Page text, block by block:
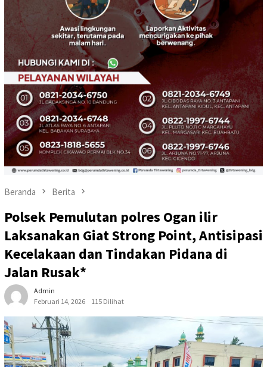
Beranda Berita
Polsek Pemulutan polres Ogan ilir
Laksanakan Giat Strong Point, Antisipasi
Kecelakaan dan Tindakan Pidana di
Jalan Rusak*
Admin
Februari 14, 2026
115 Dilihat